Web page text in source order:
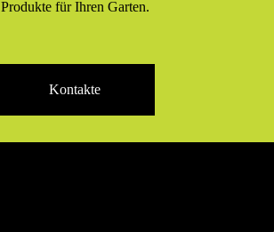
Produkte für Ihren Garten.
Kontakte